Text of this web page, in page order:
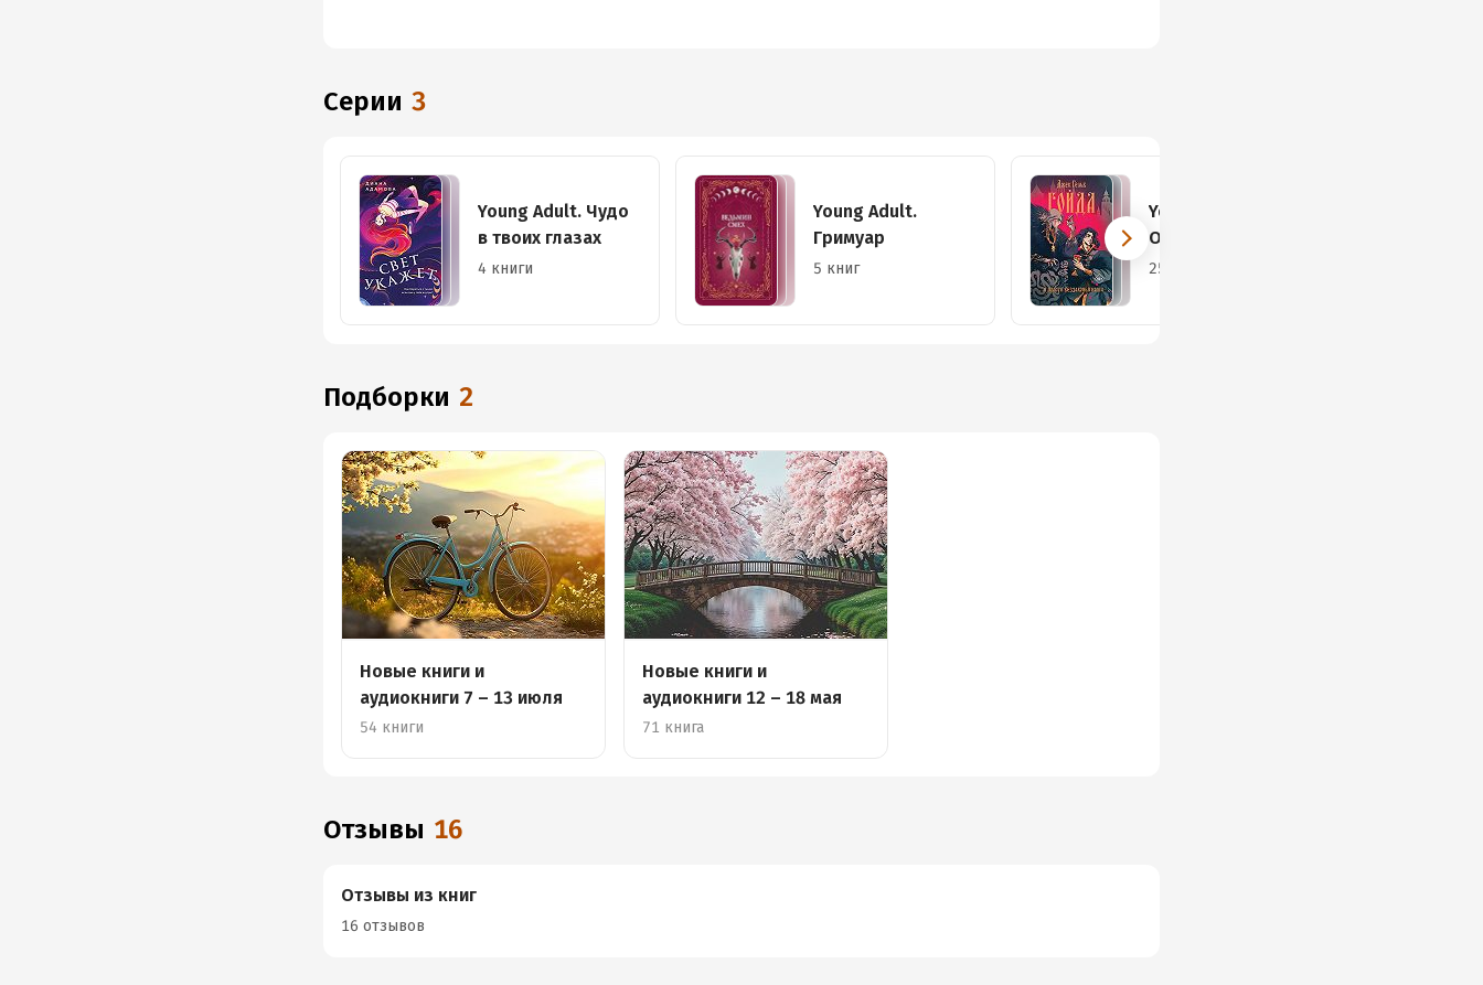
Серии 3
Young Adult. Чудо
в твоих глазах
4 книги
Young Adult.
Гримуар
5 книг
Young adult.
Ориджиналы
25 книг
Подборки 2
Новые книги и
аудиокниги 7 – 13 июля
54 книги
Новые книги и
аудиокниги 12 – 18 мая
71 книга
Отзывы 16
Отзывы из книг
16 отзывов